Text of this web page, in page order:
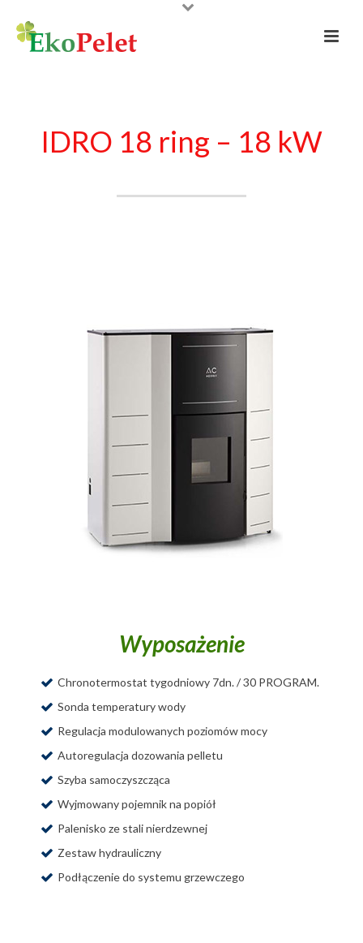
IDRO 18 ring – 18 kW
Wyposażenie
Chronotermostat tygodniowy 7dn. / 30 PROGRAM.
Sonda temperatury wody
Regulacja modulowanych poziomów mocy
Autoregulacja dozowania pelletu
Szyba samoczyszcząca
Wyjmowany pojemnik na popiół
Palenisko ze stali nierdzewnej
Zestaw hydrauliczny
Podłączenie do systemu grzewczego